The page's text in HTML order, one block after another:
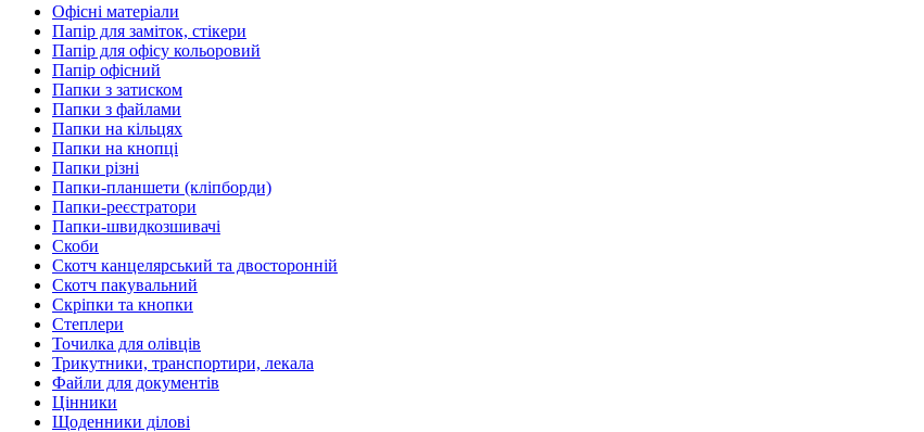
Офісні матеріали
Папір для заміток, стікери
Папір для офісу кольоровий
Папір офісний
Папки з затиском
Папки з файлами
Папки на кільцях
Папки на кнопці
Папки різні
Папки-планшети (кліпборди)
Папки-реєстратори
Папки-швидкозшивачі
Скоби
Скотч канцелярський та двосторонній
Скотч пакувальний
Скріпки та кнопки
Степлери
Точилка для олівців
Трикутники, транспортири, лекала
Файли для документів
Цінники
Щоденники ділові